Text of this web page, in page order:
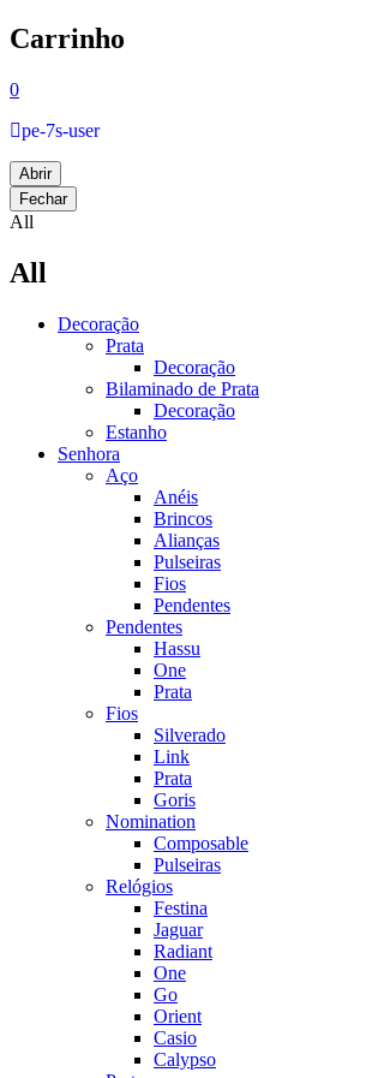
Carrinho
0
pe-7s-user
Abrir
Fechar
All
All
Decoração
Prata
Decoração
Bilaminado de Prata
Decoração
Estanho
Senhora
Aço
Anéis
Brincos
Alianças
Pulseiras
Fios
Pendentes
Pendentes
Hassu
One
Prata
Fios
Silverado
Link
Prata
Goris
Nomination
Composable
Pulseiras
Relógios
Festina
Jaguar
Radiant
One
Go
Orient
Casio
Calypso